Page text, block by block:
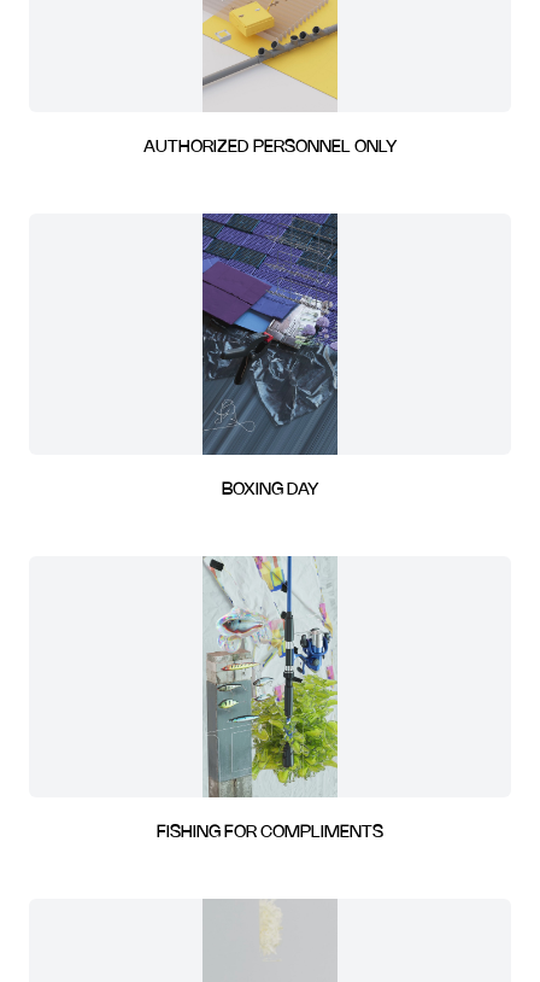
AUTHORIZED PERSONNEL ONLY
BOXING DAY
FISHING FOR COMPLIMENTS